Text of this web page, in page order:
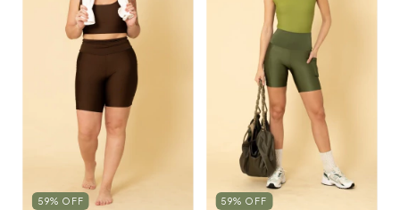
59% OFF 59% OFF